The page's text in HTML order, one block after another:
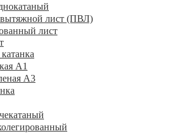
лист (ПВЛ)
лист
А1
А3